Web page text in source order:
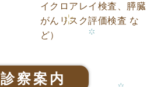
イクロアレイ検査、膵臓
がんリスク評価検査 な
ど）
診察案内